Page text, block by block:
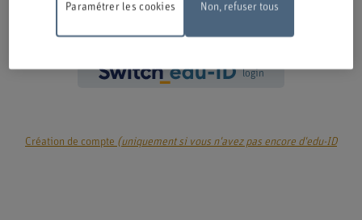
2026, entre 18 h et 22 h. Nous vous remercions de votre compréhension
login
Création de compte (uniquement si vous n'avez pas encore d'edu-ID
Paramétrer les cookies Non, refuser tous